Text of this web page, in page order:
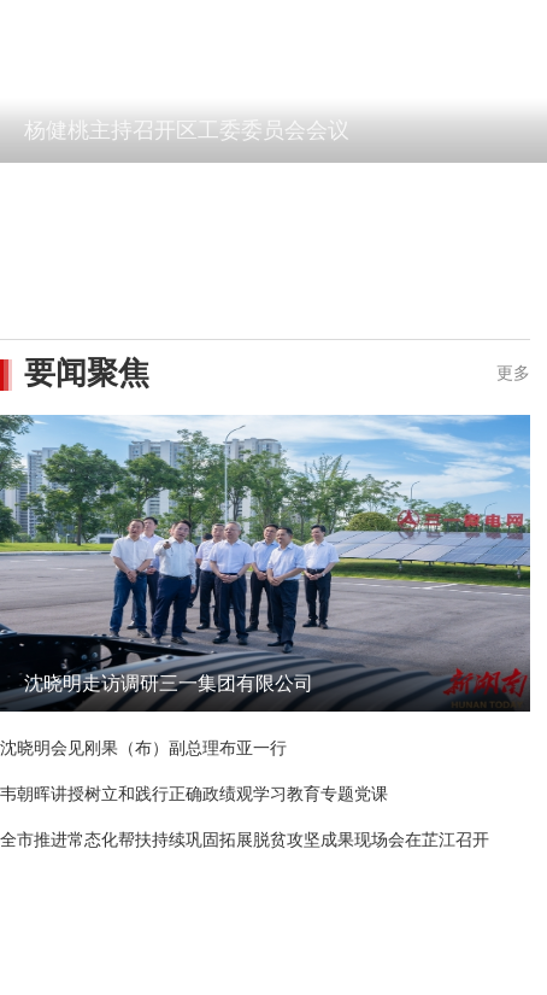
杨健桃主持召开区工委委员会会议
要闻聚焦 更多
沈晓明走访调研三一集团有限公司
沈晓明会见刚果（布）副总理布亚一行
韦朝晖讲授树立和践行正确政绩观学习教育专题党课
全市推进常态化帮扶持续巩固拓展脱贫攻坚成果现场会在芷江召开